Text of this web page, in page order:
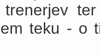
trenerjev
teku - o